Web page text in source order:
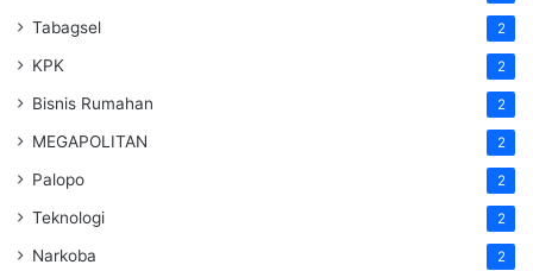
Tabagsel 2
KPK 2
Bisnis Rumahan 2
MEGAPOLITAN 2
Palopo 2
Teknologi 2
Narkoba 2